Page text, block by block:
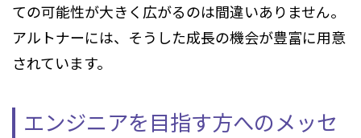
ての可能性が大きく広がるのは間違いありません。
アルトナーには、そうした成長の機会が豊富に用意
されています。
エンジニアを目指す方へのメッセ